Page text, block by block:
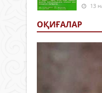
13
ОҚИҒАЛАР